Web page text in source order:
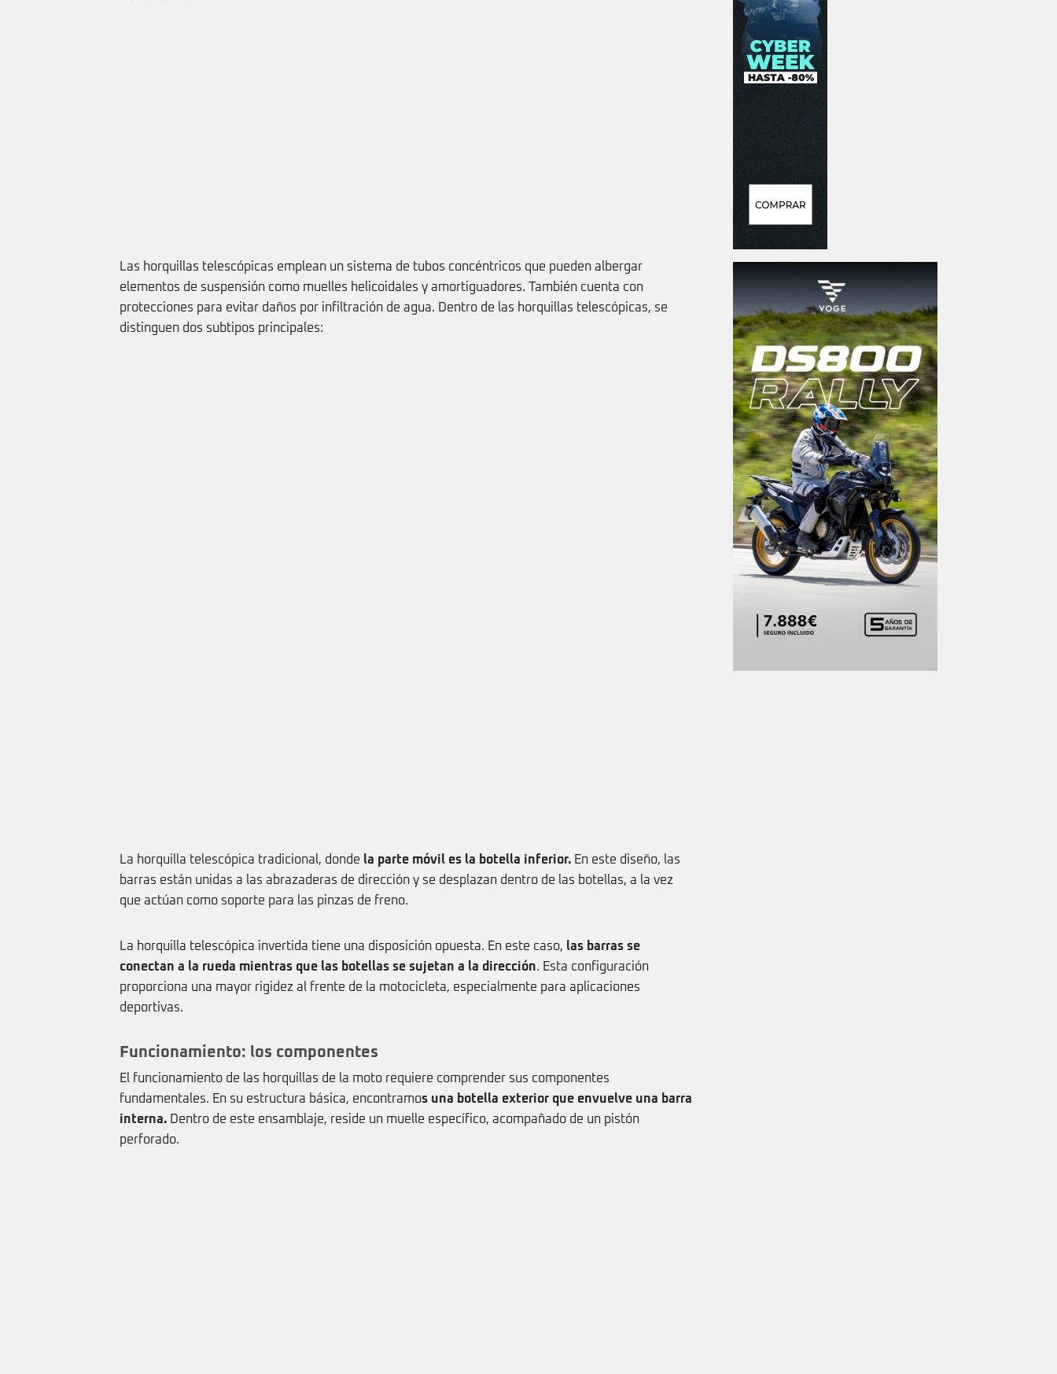
Las horquillas telescópicas emplean un sistema de tubos concéntricos que pueden albergar
elementos de suspensión como muelles helicoidales y amortiguadores. También cuenta con
protecciones para evitar daños por infiltración de agua. Dentro de las horquillas telescópicas, se
distinguen dos subtipos principales:
La horquilla telescópica tradicional, donde la parte móvil es la botella inferior. En este diseño, las
barras están unidas a las abrazaderas de dirección y se desplazan dentro de las botellas, a la vez
que actúan como soporte para las pinzas de freno.
La horquilla telescópica invertida tiene una disposición opuesta. En este caso, las barras se
conectan a la rueda mientras que las botellas se sujetan a la dirección. Esta configuración
proporciona una mayor rigidez al frente de la motocicleta, especialmente para aplicaciones
deportivas.
Funcionamiento: los componentes
El funcionamiento de las horquillas de la moto requiere comprender sus componentes
fundamentales. En su estructura básica, encontramos una botella exterior que envuelve una barra
interna. Dentro de este ensamblaje, reside un muelle específico, acompañado de un pistón
perforado.